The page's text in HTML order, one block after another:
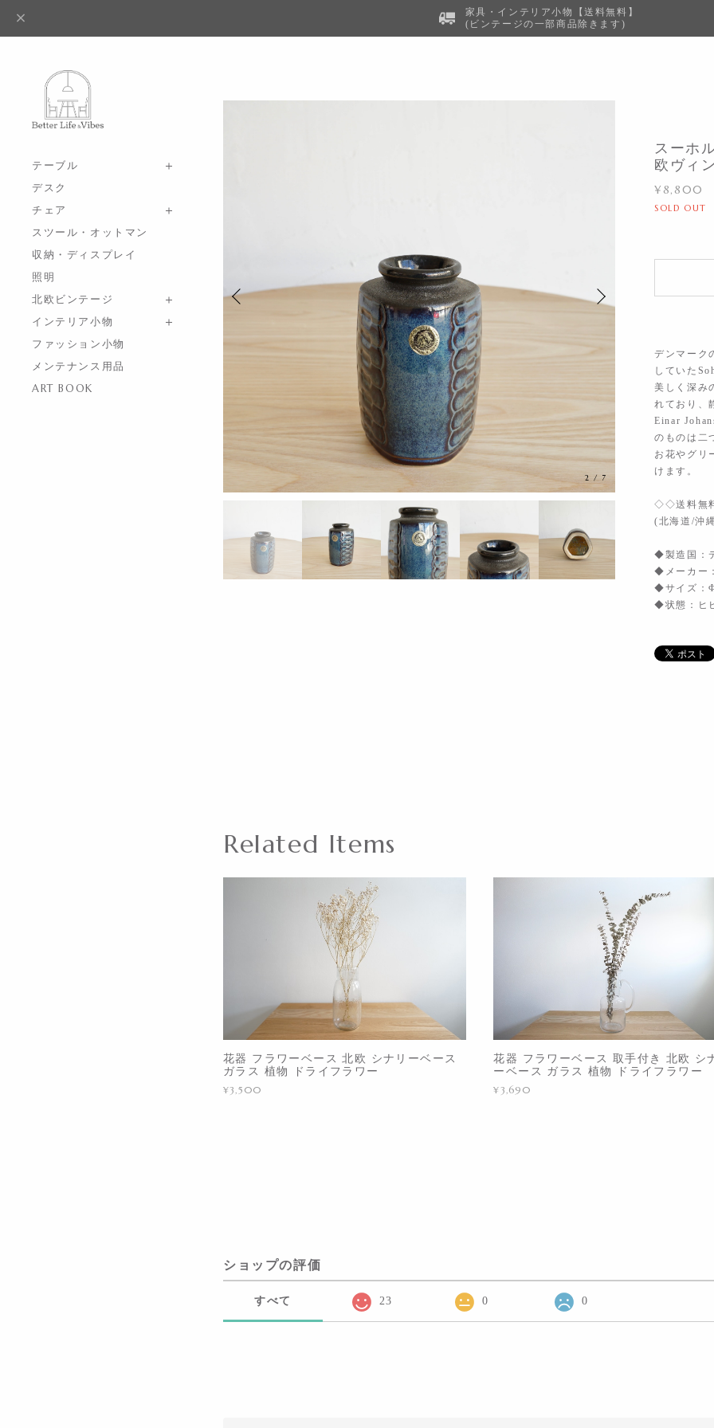
家具・インテリア小物【送料無料】
(ビンテージの一部商品除きます)
テーブル
デスク
チェア
スツール・オットマン
収納・ディスプレイ
照明
北欧ビンテージ
インテリア小物
ファッション小物
メンテナンス用品
ART BOOK
2 /7
スーホ
欧ヴィ
¥8,800
SOLD OUT
デンマーク
していた
美しく深み
れており、
Einar
のものは二
お花やグリ
けます。
◇◇送料無
(北海道/沖
◆製造国：
◆メーカー
◆サイズ：
◆状態：ヒ
Related Items
花器 フラワーベース 北欧 シナリーベース
ガラス 植物 ドライフラワー
¥3,500
花器 フラワーベース 取手付き 北欧 シ
ーベース ガラス 植物 ドライフラワー
¥3,690
ショップの評価
すべて 23 0 0